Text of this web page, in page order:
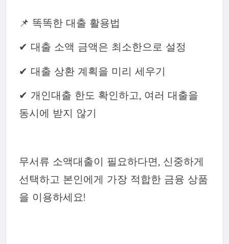
📌 똑똑한 대출 활용법
✔ 대출 소액 금액은 최소한으로 설정
✔ 대출 상환 계획을 미리 세우기
✔ 개인대출 한도 확인하고, 여러 대출을
동시에 받지 않기
무서류 소액대출이 필요하다면, 신중하게
선택하고 본인에게 가장 적합한 금융 상품
을 이용하세요!